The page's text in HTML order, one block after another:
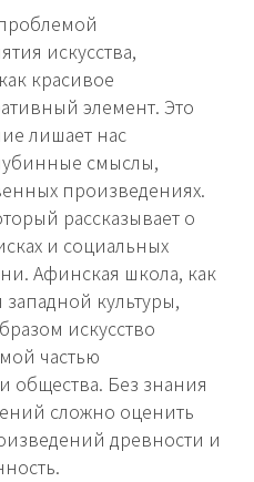
искусства,
красивое
элемент. Это
лишает нас
смыслы,
произведениях.
рассказывает о
и социальных
Афинская школа, как
культуры,
искусство
частью
общества. Без знания
сложно оценить
древности и